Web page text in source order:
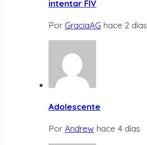
intentar FIV
Por GraciaAG hace 2 días
Adolescente
Por Andrew hace 4 días